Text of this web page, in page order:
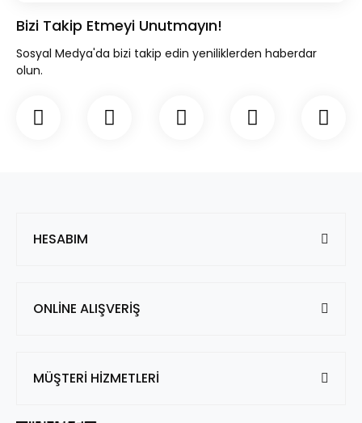
Bizi Takip Etmeyi Unutmayın!
Sosyal Medya'da bizi takip edin yeniliklerden haberdar
olun.
HESABIM
ONLİNE ALIŞVERİŞ
MÜŞTERİ HİZMETLERİ